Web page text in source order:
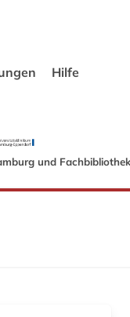
Hilfe
und